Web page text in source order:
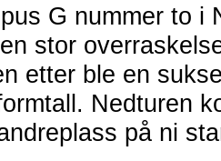
G nummer to i
stor
etter ble en
Nedturen
på ni